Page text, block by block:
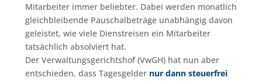
Mitarbeiter immer beliebter. Dabei werden monatlich
gleichbleibende Pauschalbeträge unabhängig davon
geleistet, wie viele Dienstreisen ein Mitarbeiter
tatsächlich absolviert hat.
Der Verwaltungsgerichtshof (VwGH) hat nun aber
entschieden, dass Tagesgelder nur dann steuerfrei